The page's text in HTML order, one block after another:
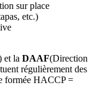
sur place
etc.)
et la DAAF(Direction
régulièrement des
formée HACCP =